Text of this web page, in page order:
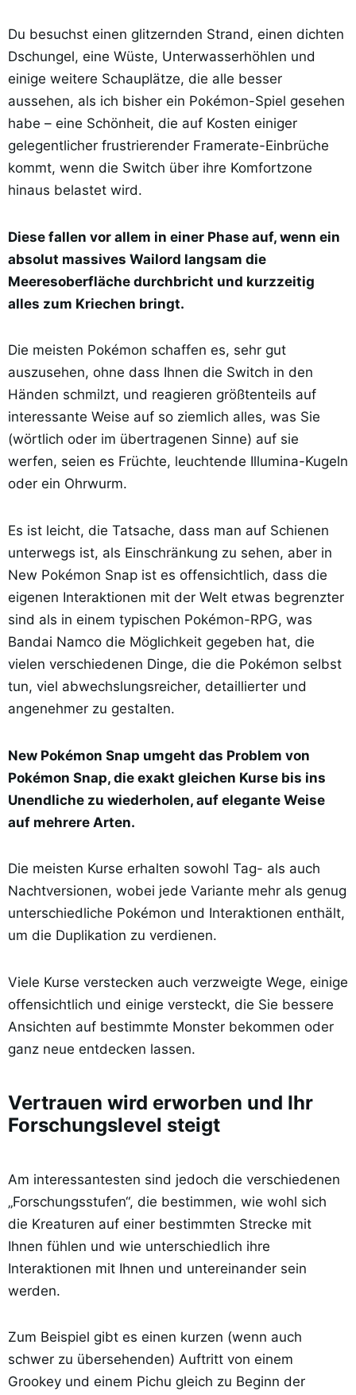
Du besuchst einen glitzernden Strand, einen dichten
Dschungel, eine Wüste, Unterwasserhöhlen und
einige weitere Schauplätze, die alle besser
aussehen, als ich bisher ein Pokémon-Spiel gesehen
habe – eine Schönheit, die auf Kosten einiger
gelegentlicher frustrierender Framerate-Einbrüche
kommt, wenn die Switch über ihre Komfortzone
hinaus belastet wird.
Diese fallen vor allem in einer Phase auf, wenn ein
absolut massives Wailord langsam die
Meeresoberfläche durchbricht und kurzzeitig
alles zum Kriechen bringt.
Die meisten Pokémon schaffen es, sehr gut
auszusehen, ohne dass Ihnen die Switch in den
Händen schmilzt, und reagieren größtenteils auf
interessante Weise auf so ziemlich alles, was Sie
(wörtlich oder im übertragenen Sinne) auf sie
werfen, seien es Früchte, leuchtende Illumina-Kugeln
oder ein Ohrwurm.
Es ist leicht, die Tatsache, dass man auf Schienen
unterwegs ist, als Einschränkung zu sehen, aber in
New Pokémon Snap ist es offensichtlich, dass die
eigenen Interaktionen mit der Welt etwas begrenzter
sind als in einem typischen Pokémon-RPG, was
Bandai Namco die Möglichkeit gegeben hat, die
vielen verschiedenen Dinge, die die Pokémon selbst
tun, viel abwechslungsreicher, detaillierter und
angenehmer zu gestalten.
New Pokémon Snap umgeht das Problem von
Pokémon Snap, die exakt gleichen Kurse bis ins
Unendliche zu wiederholen, auf elegante Weise
auf mehrere Arten.
Die meisten Kurse erhalten sowohl Tag- als auch
Nachtversionen, wobei jede Variante mehr als genug
unterschiedliche Pokémon und Interaktionen enthält,
um die Duplikation zu verdienen.
Viele Kurse verstecken auch verzweigte Wege, einige
offensichtlich und einige versteckt, die Sie bessere
Ansichten auf bestimmte Monster bekommen oder
ganz neue entdecken lassen.
Vertrauen wird erworben und Ihr
Forschungslevel steigt
Am interessantesten sind jedoch die verschiedenen
„Forschungsstufen“, die bestimmen, wie wohl sich
die Kreaturen auf einer bestimmten Strecke mit
Ihnen fühlen und wie unterschiedlich ihre
Interaktionen mit Ihnen und untereinander sein
werden.
Zum Beispiel gibt es einen kurzen (wenn auch
schwer zu übersehenden) Auftritt von einem
Grookey und einem Pichu gleich zu Beginn der